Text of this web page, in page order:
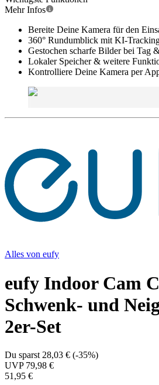
Mehr Infos
Bereite Deine Kamera für den
360° Rundumblick mit KI-
Gestochen scharfe Bilder bei Tag
Lokaler Speicher & weitere
Kontrolliere Deine Kamera per
Alles von eufy
eufy Indoor Cam
Schwenk- und
2er-Set
Du sparst 28,03 € (-35%)
UVP 79,98 €
51,95 €